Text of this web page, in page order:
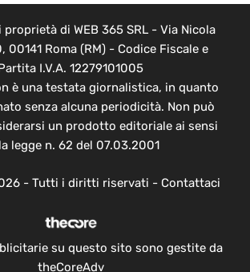
di WEB 365 SRL - Via Nicola
00141 Roma (RM) - Codice Fiscale e
I.V.A. 12279101005
è una testata giornalistica, in quanto
senza alcuna periodicità. Non può
un prodotto editoriale ai sensi
legge n. 62 del 07.03.2001
- Tutti i diritti riservati - Contattaci
su questo sito sono gestite da
theCoreAdv